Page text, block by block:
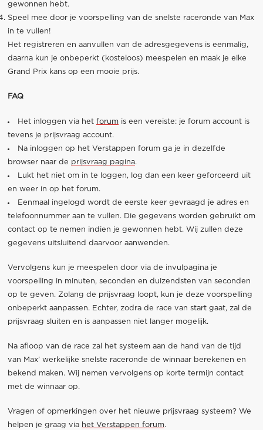
gewonnen hebt.
Speel mee door je voorspelling van de snelste raceronde van Max
in te vullen!
Het registreren en aanvullen van de adresgegevens is eenmalig,
daarna kun je onbeperkt (kosteloos) meespelen en maak je elke
Grand Prix kans op een mooie prijs.
FAQ
Het inloggen via het forumis een vereiste: je forum account is
tevens je prijsvraag account.
Na inloggen op het Verstappen forum ga je in dezelfde
browser naar de prijsvraag pagina.
Lukt het niet om in te loggen, log dan een keer geforceerd uit
en weer in op het forum.
Eenmaal ingelogd wordt de eerste keer gevraagd je adres en
telefoonnummer aan te vullen. Die gegevens worden gebruikt om
contact op te nemen indien je gewonnen hebt. Wij zullen deze
gegevens uitsluitend daarvoor aanwenden.
Vervolgens kun je meespelen door via de invulpagina je
voorspelling in minuten, seconden en duizendsten van seconden
op te geven. Zolang de prijsvraag loopt, kun je deze voorspelling
onbeperkt aanpassen. Echter, zodra de race van start gaat, zal de
prijsvraag sluiten en is aanpassen niet langer mogelijk.
Na afloop van de race zal het systeem aan de hand van de tijd
van Max’ werkelijke snelste raceronde de winnaar berekenen en
bekend maken. Wij nemen vervolgens op korte termijn contact
met de winnaar op.
Vragen of opmerkingen over het nieuwe prijsvraag systeem? We
helpen je graag via het Verstappen forum.